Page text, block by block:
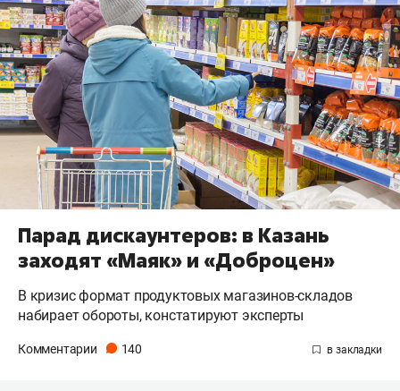
Парад дискаунтеров: в Казань
заходят «Маяк» и «Доброцен»
В кризис формат продуктовых магазинов-складов
набирает обороты, констатируют эксперты
Комментарии 140